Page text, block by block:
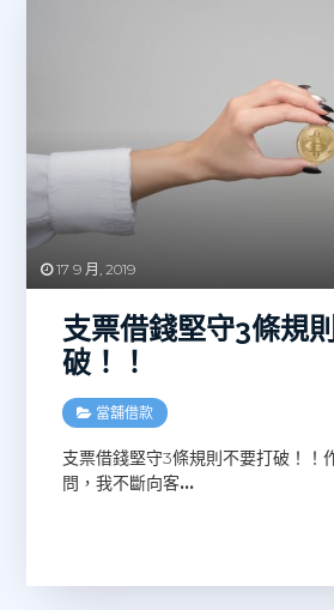
17 9 月, 2019
支票借錢堅守3條規
破！！
當舖借款
支票借錢堅守3條規則不要打破！！
問，我不斷向客…